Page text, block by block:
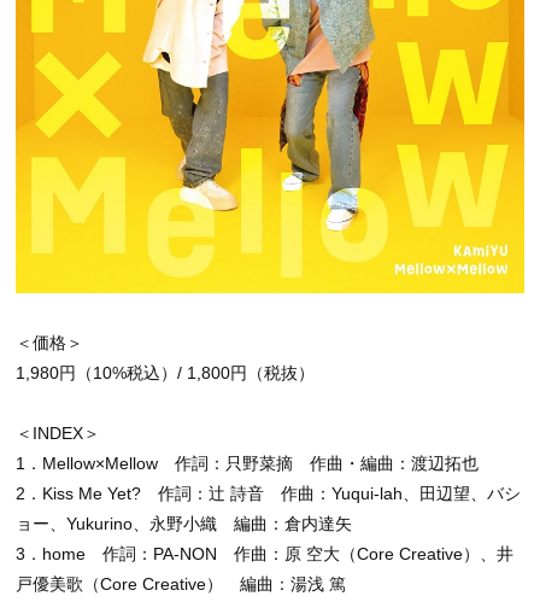
＜価格＞
1,980円（10%税込）/ 1,800円（税抜）
＜INDEX＞
1．Mellow×Mellow 作詞：只野菜摘 作曲・編曲：渡辺拓也
2．Kiss Me Yet? 作詞：辻 詩音 作曲：Yuqui-lah、田辺望、バシ
ョー、Yukurino、永野小織 編曲：倉内達矢
3．home 作詞：PA-NON 作曲：原 空大（Core Creative）、井
戸優美歌（Core Creative） 編曲：湯浅 篤